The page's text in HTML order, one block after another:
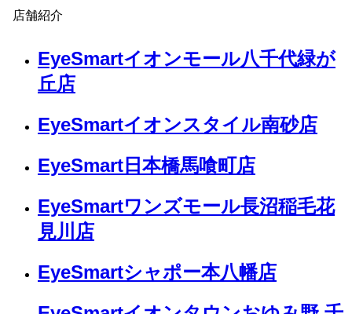
店舗紹介
EyeSmartイオンモール八千代緑が
丘店
EyeSmartイオンスタイル南砂店
EyeSmart日本橋馬喰町店
EyeSmartワンズモール長沼稲毛花
見川店
EyeSmartシャポー本八幡店